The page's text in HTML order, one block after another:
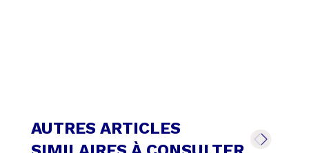
AUTRES ARTICLES